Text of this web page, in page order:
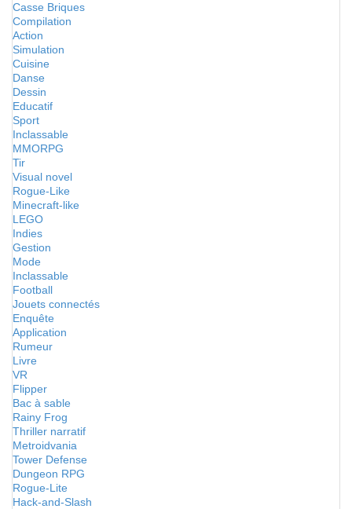
Casse Briques
Compilation
Action
Simulation
Cuisine
Danse
Dessin
Educatif
Sport
Inclassable
MMORPG
Tir
Visual novel
Rogue-Like
Minecraft-like
LEGO
Indies
Gestion
Mode
Inclassable
Football
Jouets connectés
Enquête
Application
Rumeur
Livre
VR
Flipper
Bac à sable
Rainy Frog
Thriller narratif
Metroidvania
Tower Defense
Dungeon RPG
Rogue-Lite
Hack-and-Slash